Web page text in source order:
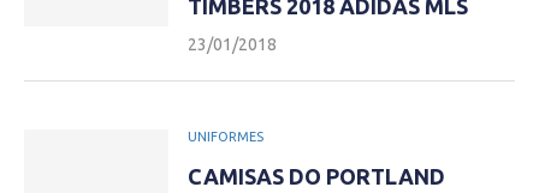
TIMBERS 2018 ADIDAS MLS
23/01/2018
UNIFORMES
CAMISAS DO PORTLAND